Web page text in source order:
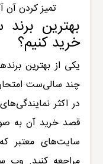
تمیز کردن
بهترین
خرید کنیم؟
یکی از بهترین
چند سالی‌ست
قصد خرید آن به
سایت‌های معتبر